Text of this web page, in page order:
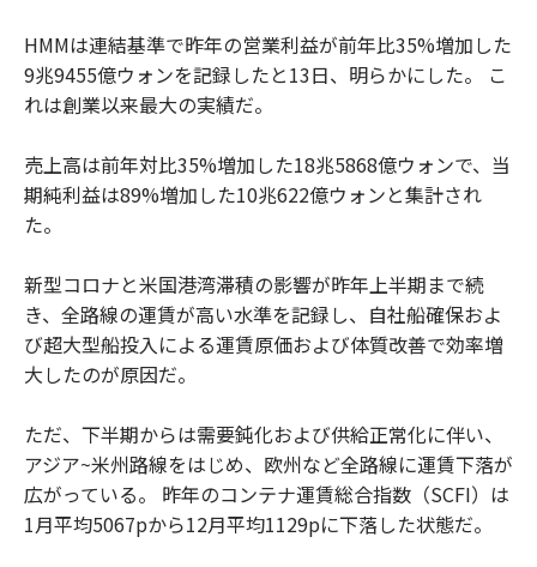
HMMは連結基準で昨年の営業利益が前年比35%増加した
9兆9455億ウォンを記録したと13日、明らかにした。 こ
れは創業以来最大の実績だ。
売上高は前年対比35%増加した18兆5868億ウォンで、当
期純利益は89%増加した10兆622億ウォンと集計され
た。
新型コロナと米国港湾滞積の影響が昨年上半期まで続
き、全路線の運賃が高い水準を記録し、自社船確保およ
び超大型船投入による運賃原価および体質改善で効率増
大したのが原因だ。
ただ、下半期からは需要鈍化および供給正常化に伴い、
アジア~米州路線をはじめ、欧州など全路線に運賃下落が
広がっている。 昨年のコンテナ運賃総合指数（SCFI）は
1月平均5067pから12月平均1129pに下落した状態だ。